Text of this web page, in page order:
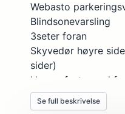
Nøkler, antall: 2
Oppvarmede
Pollenfilter
Webasto
Blindsonevarsling
3seter foran
Skyvedør høyre
sider)
Hengerfeste med
Klima for kalde land
DAB+ radio /
Se full beskrivelse